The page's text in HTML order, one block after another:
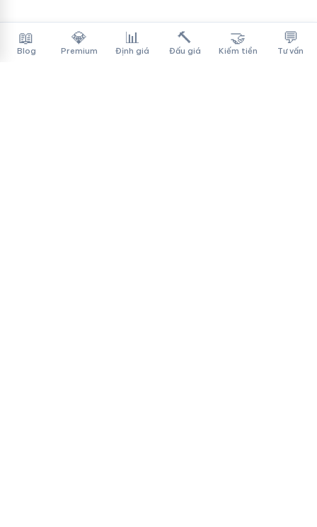
📖
Blog
💎
Premium
📊
Định giá
🔨
Đấu giá
🤝
Kiếm tiền
💬
Tư vấn